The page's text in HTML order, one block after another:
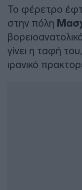
Το φέρετρο
στην πόλη
γίνει η ταφή
ιρανικό